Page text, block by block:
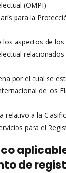
(OMPI)
para la
los aspectos de
por el cual se
de los
relativo a la
para el
de